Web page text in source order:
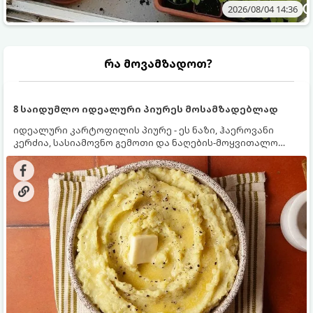
2026/08/04 14:36
რა მოვამზადოთ?
8 საიდუმლო იდეალური პიურეს მოსამზადებლად
იდეალური კარტოფილის პიურე - ეს ნაზი, ჰაეროვანი
კერძია, სასიამოვნო გემოთი და ნაღების-მოყვითალო
ფერით. მისი მომზადება ძალიან მარტივია, მაგრამ
არსებობს რამდენიმე საიდუმლო, რომლებიც უნდა
იცოდეთ, რომ პიურე იდეალურად გემრიელი გამოვიდეს.